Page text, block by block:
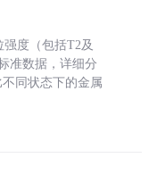
度（包括T2及
准数据，详细分
同状态下的金属